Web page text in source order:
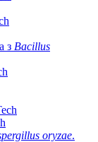
з Bacillus
oryzae.